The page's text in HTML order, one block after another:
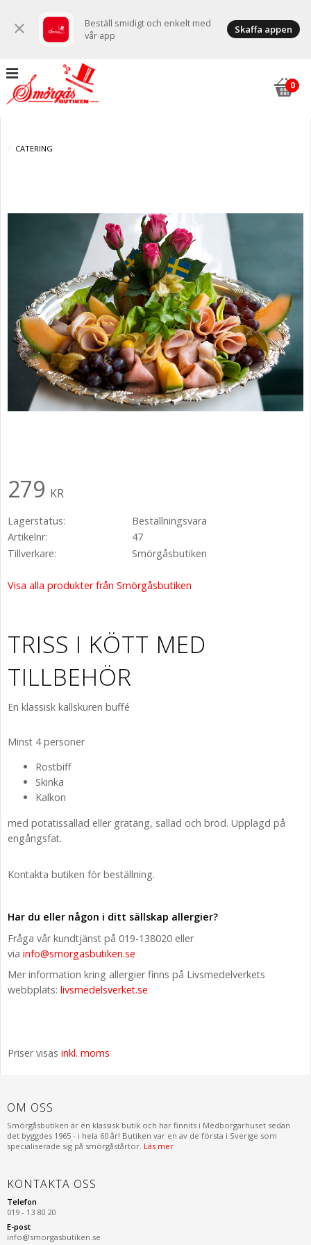
close
Beställ smidigt och enkelt med
vår app
Skaffa appen
CATERING
279 KR
Lagerstatus
Beställningsvara
Artikelnr
47
Tillverkare
Smörgåsbutiken
Visa alla produkter från Smörgåsbutiken
TRISS I KÖTT MED
TILLBEHÖR
En klassisk kallskuren buffé
Minst 4 personer
Rostbiff
Skinka
Kalkon
med potatissallad eller gratäng, sallad och bröd. Upplagd på
engångsfat.
Kontakta butiken för beställning.
Har du eller någon i ditt sällskap allergier?
Fråga vår kundtjänst på 019-138020 eller
via info@smorgasbutiken.se
Mer information kring allergier finns på Livsmedelverkets
webbplats: livsmedelsverket.se
Priser visas inkl. moms
OM OSS
Smörgåsbutiken är en klassisk butik och har finnits i Medborgarhuset sedan
det byggdes 1965 - i hela 60 år! Butiken var en av de första i Sverige som
specialiserade sig på smörgåstårtor. Läs mer
KONTAKTA OSS
Telefon
019 - 13 80 20
E-post
info@smorgasbutiken.se